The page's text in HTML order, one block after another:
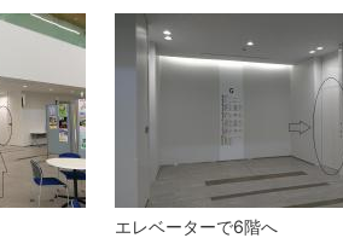
エレベーターで6階へ